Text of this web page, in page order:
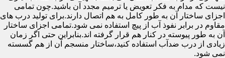
نیست که مدام به فکر تعویض یا ترمیم مجدد آن باشید.چون تمامی
اجزای ساختار آن به طور کامل به هم اتصال دارند.برای تولید درب های
مقاوم در برابر نفوذ آب از پیچ استفاده نمی شود.تمامی اجزای ساختار
آن به طور پیوسته در کنار هم قرار گرفته اند.بنابراین حتی اگر زمان
زیادی از درب ضدآب استفاده کنید،ساختار منسجم آن از هم گسسته
نمی شود.